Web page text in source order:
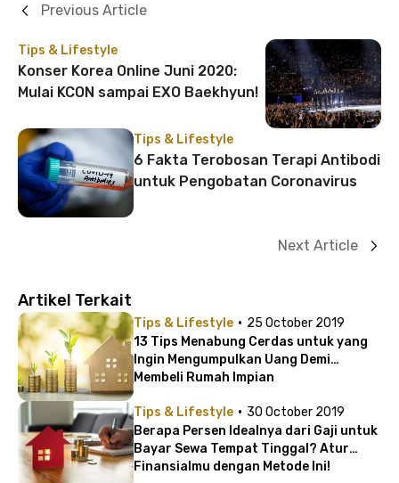
Tips & Lifestyle
Konser Korea Online Juni 2020:
Mulai KCON sampai EXO Baekhyun!
Previous Article
Tips & Lifestyle
6 Fakta Terobosan Terapi Antibodi
untuk Pengobatan Coronavirus
Next Article
Artikel Terkait
Tips & Lifestyle · 25 October 2019
13 Tips Menabung Cerdas untuk yang
Ingin Mengumpulkan Uang Demi
Membeli Rumah Impian
Tips & Lifestyle · 30 October 2019
Berapa Persen Idealnya dari Gaji untuk
Bayar Sewa Tempat Tinggal? Atur
Finansialmu dengan Metode Ini!